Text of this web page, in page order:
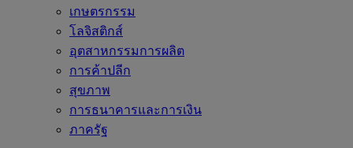
เกษตรกรรม
โลจิสติกส์
อุตสาหกรรมการผลิต
การค้าปลีก
สุขภาพ
การธนาคารและการเงิน
ภาครัฐ